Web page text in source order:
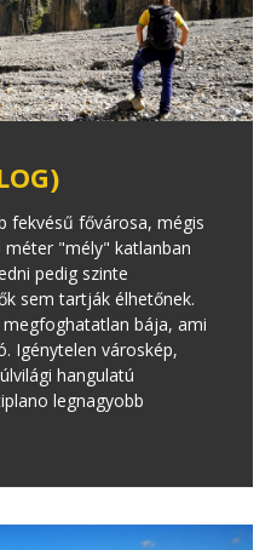
fekvésű fővárosa, mégis
méter "mély" katlanban
pedig szinte
sem tartják élhetőnek.
bája, ami
Igénytelen városkép,
hangulatú
legnagyobb